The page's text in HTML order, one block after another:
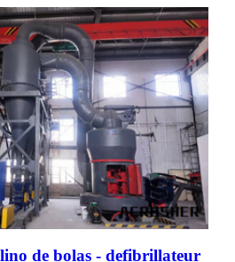
de bolas - defibrillateur